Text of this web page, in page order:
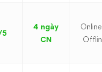
5
4 ngày
CN